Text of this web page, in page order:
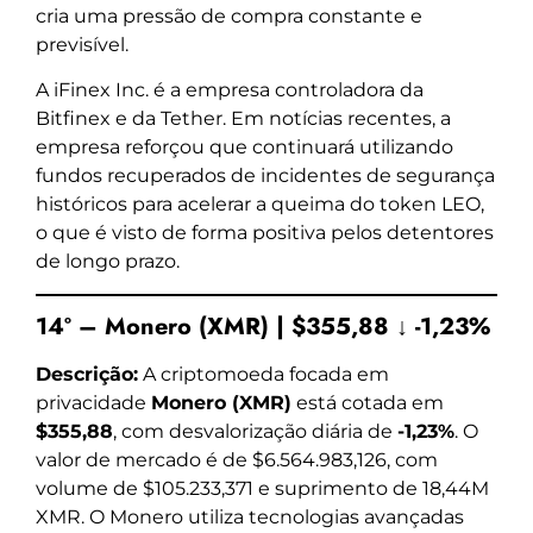
cria uma pressão de compra constante e
previsível.
A iFinex Inc. é a empresa controladora da
Bitfinex e da Tether. Em notícias recentes, a
empresa reforçou que continuará utilizando
fundos recuperados de incidentes de segurança
históricos para acelerar a queima do token LEO,
o que é visto de forma positiva pelos detentores
de longo prazo.
14º – Monero (XMR) | $355,88 ↓ -1,23%
Descrição: A criptomoeda focada em
privacidade Monero (XMR) está cotada em
$355,88, com desvalorização diária de -1,23%. O
valor de mercado é de $6.564.983,126, com
volume de $105.233,371 e suprimento de 18,44M
XMR. O Monero utiliza tecnologias avançadas